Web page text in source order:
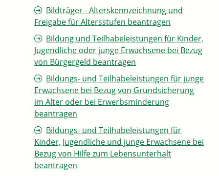
Bildträger - Alterskennzeichnung und
Freigabe für Altersstufen beantragen
Bildung und Teilhabeleistungen für Kinder,
Jugendliche oder junge Erwachsene bei Bezug
von Bürgergeld beantragen
Bildungs- und Teilhabeleistungen für junge
Erwachsene bei Bezug von Grundsicherung
im Alter oder bei Erwerbsminderung
beantragen
Bildungs- und Teilhabeleistungen für
Kinder, Jugendliche und junge Erwachsene bei
Bezug von Hilfe zum Lebensunterhalt
beantragen